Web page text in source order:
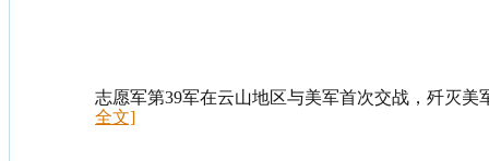
志愿军第39军在云山地区与美军首次交战，歼灭美
全文]